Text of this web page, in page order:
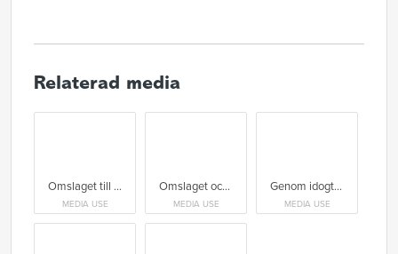
Relaterad media
Omslaget till 2023 års nummer av tidskriften Arkeologi i Östergötland.
MEDIA USE
Omslaget och ett axplock av innehållet i 2023 års nummer av Arkeologi i Östergötland.
MEDIA USE
Genom idogt letande i arkiven har ny information om Norrköpings bödlar kommit fram.
MEDIA USE